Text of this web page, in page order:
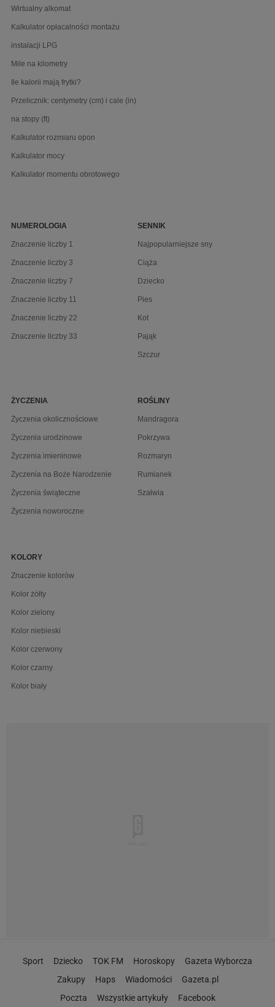
Wirtualny alkomat
Kalkulator opłacalności montażu
instalacji LPG
Mile na kilometry
Ile kalorii mają frytki?
Przelicznik: centymetry (cm) i cale (in)
na stopy (ft)
Kalkulator rozmiaru opon
Kalkulator mocy
Kalkulator momentu obrotowego
NUMEROLOGIA
Znaczenie liczby 1
Znaczenie liczby 3
Znaczenie liczby 7
Znaczenie liczby 11
Znaczenie liczby 22
Znaczenie liczby 33
SENNIK
Najpopularniejsze sny
Ciąża
Dziecko
Pies
Kot
Pająk
Szczur
ŻYCZENIA
Życzenia okolicznościowe
Życzenia urodzinowe
Życzenia imieninowe
Życzenia na Boże Narodzenie
Życzenia świąteczne
Życzenia noworoczne
ROŚLINY
Mandragora
Pokrzywa
Rozmaryn
Rumianek
Szałwia
KOLORY
Znaczenie kolorów
Kolor żółty
Kolor zielony
Kolor niebieski
Kolor czerwony
Kolor czarny
Kolor biały
Sport Dziecko TOK FM Horoskopy
Gazeta Wyborcza
Zakupy
Haps Wiadomości
Gazeta.pl
Poczta
Wszystkie artykuły Facebook